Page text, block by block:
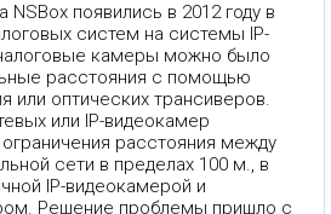
появились в 2012 году в
систем на системы IP-
камеры можно было
расстояния с помощью
или оптических трансиверов.
или IP-видеокамер
расстояния между
сети в пределах 100 м., в
IP-видеокамерой и
Решение проблемы пришло с